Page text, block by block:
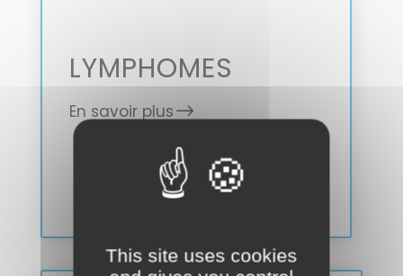
LYMPHOMES
En savoir plus
This site uses cookies